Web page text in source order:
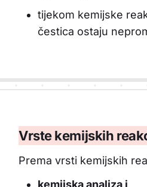
tijekom kemijske
čestica ostaju
Vrste kemijskih
Prema vrsti kemijskih
kemijska analiza i